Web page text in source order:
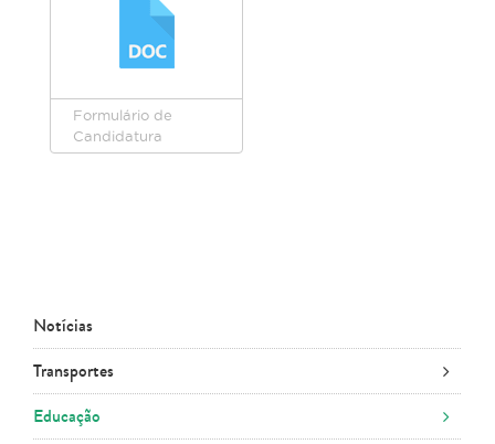
Formulário de
Candidatura
Notícias
Transportes
Educação